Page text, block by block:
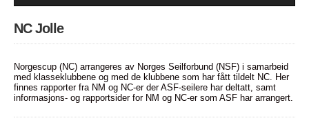
NC Jolle
Norgescup (NC) arrangeres av Norges Seilforbund (NSF) i samarbeid
med klasseklubbene og med de klubbene som har fått tildelt NC. Her
finnes rapporter fra NM og NC-er der ASF-seilere har deltatt, samt
informasjons- og rapportsider for NM og NC-er som ASF har arrangert.